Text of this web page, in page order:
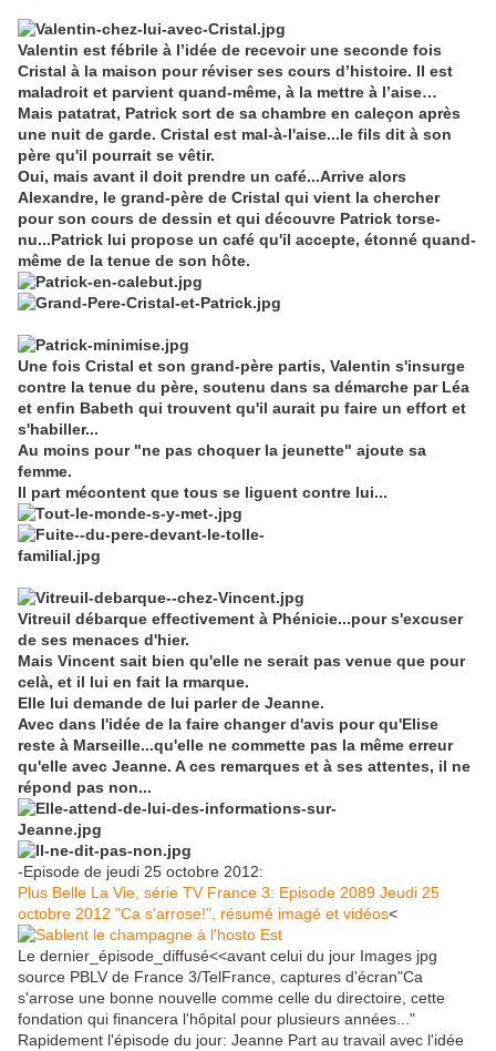
Valentin est fébrile à l’idée de recevoir une seconde fois
Cristal à la maison pour réviser ses cours d’histoire. Il est
maladroit et parvient quand-même, à la mettre à l’aise…
Mais patatrat, Patrick sort de sa chambre en caleçon après
une nuit de garde. Cristal est mal-à-l'aise...le fils dit à son
père qu'il pourrait se vêtir.
Oui, mais avant il doit prendre un café...Arrive alors
Alexandre, le grand-père de Cristal qui vient la chercher
pour son cours de dessin et qui découvre Patrick torse-
nu...Patrick lui propose un café qu'il accepte, étonné quand-
même de la tenue de son hôte.
Une fois Cristal et son grand-père partis, Valentin s'insurge
contre la tenue du père, soutenu dans sa démarche par Léa
et enfin Babeth qui trouvent qu'il aurait pu faire un effort et
s'habiller...
Au moins pour "ne pas choquer la jeunette" ajoute sa
femme.
Il part mécontent que tous se liguent contre lui...
Vitreuil débarque effectivement à Phénicie...pour s'excuser
de ses menaces d'hier.
Mais Vincent sait bien qu'elle ne serait pas venue que pour
celà, et il lui en fait la rmarque.
Elle lui demande de lui parler de Jeanne.
Avec dans l'idée de la faire changer d'avis pour qu'Elise
reste à Marseille...qu'elle ne commette pas la même erreur
qu'elle avec Jeanne. A ces remarques et à ses attentes, il ne
répond pas non...
-Episode de jeudi 25 octobre 2012:
Plus Belle La Vie, série TV France 3: Episode 2089 Jeudi 25
octobre 2012 "Ca s'arrose!", résumé imagé et vidéos<
Le dernier_épisode_diffusé<<avant celui du jour Images jpg
source PBLV de France 3/TelFrance, captures d'écran"Ca
s'arrose une bonne nouvelle comme celle du directoire, cette
fondation qui financera l'hôpital pour plusieurs années..."
Rapidement l'épisode du jour: Jeanne Part au travail avec l'idée